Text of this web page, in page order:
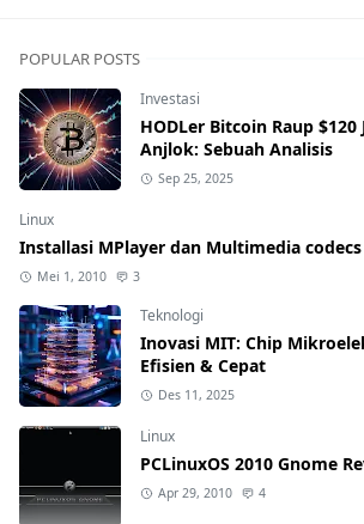
POPULAR POSTS
Investasi
HODLer Bitcoin Raup $120
Anjlok: Sebuah Analisis
Sep 25, 2025
Linux
Installasi MPlayer dan Multimedia
Mei 1, 2010 3
Teknologi
Inovasi MIT: Chip
Efisien & Cepat
Des 11, 2025
Linux
PCLinuxOS 2010 Gnome
Apr 29, 2010 4